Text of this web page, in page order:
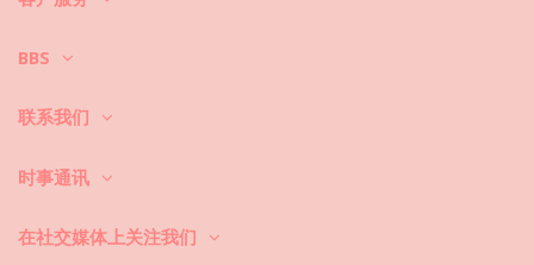
你想让你的新比基尼套装保持几季的完好状态吗？如果是这样，你需要学
首先：避免接触粗糙的表面。当你想坐下或躺下的时候，一定要用毛巾先
覆盖下。直接接触表面，如混凝土、石头(如游泳池边缘)或木头（尤其是
怎么洗？每次使用后，用清水冲洗比基尼，不要用盐水。我们总是建议洗
BBS
联系我们
时事通讯
在社交媒体上关注我们